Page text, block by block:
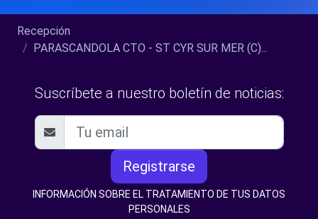
Recepción
PARASCANDOLA CTO - ST CYR SUR MER (C)...
Suscríbete a nuestro boletín de noticias:
Registrarse
INFORMACIÓN SOBRE EL TRATAMIENTO DE TUS DATOS
PERSONALES